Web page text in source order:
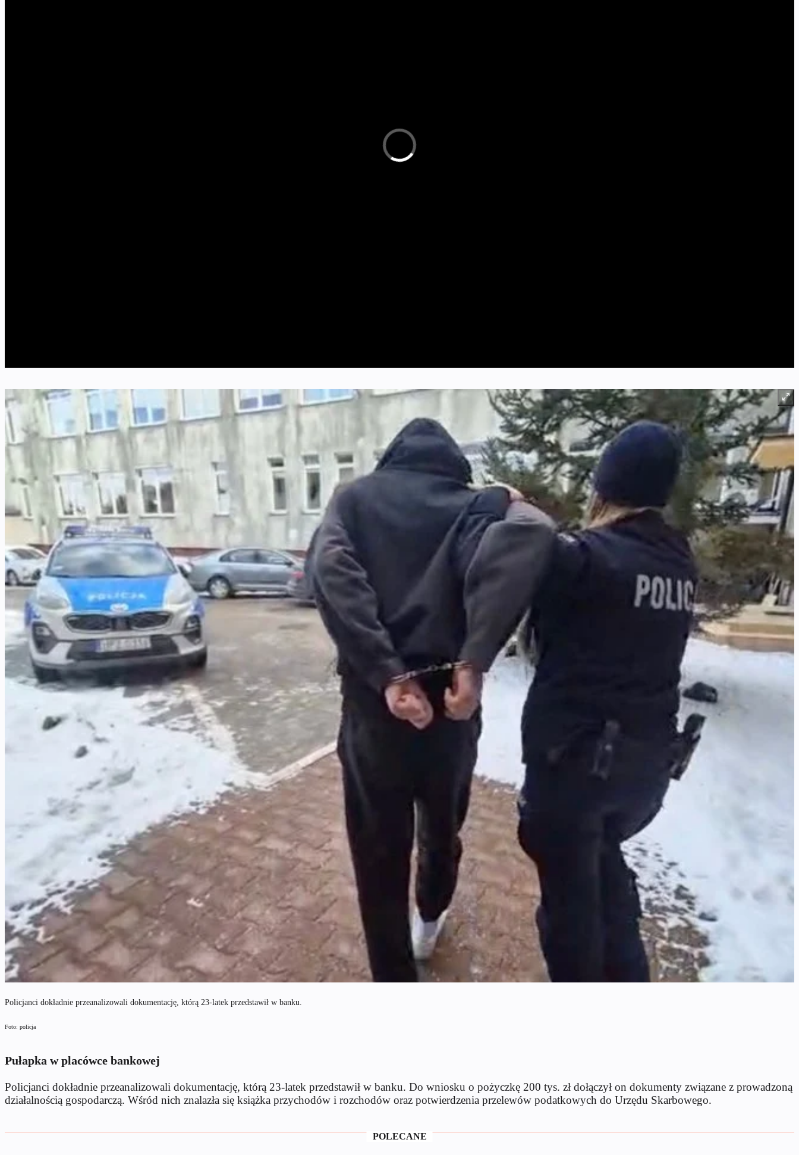
Policjanci dokładnie przeanalizowali dokumentację, którą 23-latek przedstawił w banku.
Foto: policja
Pułapka w placówce bankowej
Policjanci dokładnie przeanalizowali dokumentację, którą 23-latek przedstawił w banku. Do wniosku o pożyczkę 200 tys. zł dołączył on dokumenty związane z prowadzoną
działalnością gospodarczą. Wśród nich znalazła się książka przychodów i rozchodów oraz potwierdzenia przelewów podatkowych do Urzędu Skarbowego.
POLECANE